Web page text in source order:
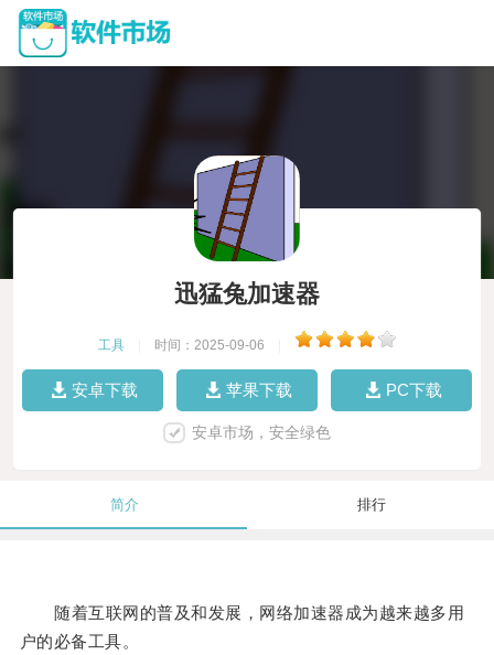
迅猛兔加速器
工具 时间：2025-09-06
安卓下载 苹果下载 PC下载
安卓市场，安全绿色
简介 排行
随着互联网的普及和发展，网络加速器成为越来越多用
户的必备工具。